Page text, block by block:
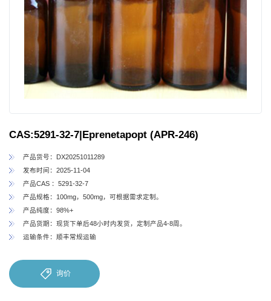
CAS:5291-32-7|Eprenetapopt (APR-246)
产品货号：DX20251011289
发布时间：2025-11-04
产品CAS ：5291-32-7
产品规格：100mg，500mg，可根据需求定制。
产品纯度：98%+
产品货期：现货下单后48小时内发货，定制产品4-8周。
运输条件：顺丰常规运输
询价